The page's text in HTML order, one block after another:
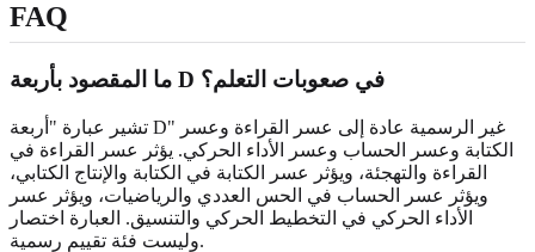
FAQ
ما المقصود بأربعة D في صعوبات التعلم؟
تشير عبارة "أربعة D" غير الرسمية عادة إلى عسر القراءة وعسر
الكتابة وعسر الحساب وعسر الأداء الحركي. يؤثر عسر القراءة في
القراءة والتهجئة، ويؤثر عسر الكتابة في الكتابة والإنتاج الكتابي،
ويؤثر عسر الحساب في الحس العددي والرياضيات، ويؤثر عسر
الأداء الحركي في التخطيط الحركي والتنسيق. العبارة اختصار
وليست فئة تقييم رسمية.